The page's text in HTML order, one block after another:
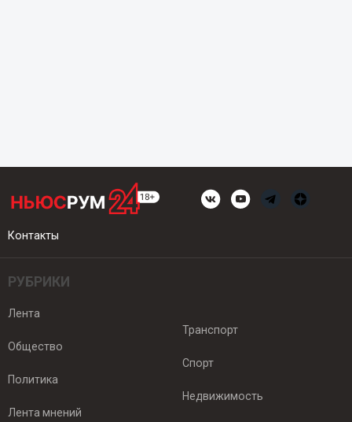
Контакты
РУБРИКИ
Лента
Общество
Политика
Лента мнений
Транспорт
Спорт
Недвижимость